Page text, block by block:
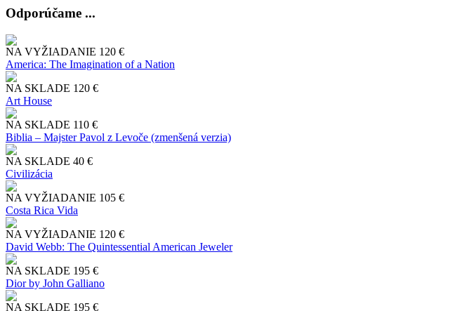
Odporúčame ...
NA VYŽIADANIE 120 €
America: The Imagination of a Nation
NA SKLADE 120 €
Art House
NA SKLADE 110 €
Biblia – Majster Pavol z Levoče (zmenšená verzia)
NA SKLADE 40 €
Civilizácia
NA VYŽIADANIE 105 €
Costa Rica Vida
NA VYŽIADANIE 120 €
David Webb: The Quintessential American Jeweler
NA SKLADE 195 €
Dior by John Galliano
NA SKLADE 195 €